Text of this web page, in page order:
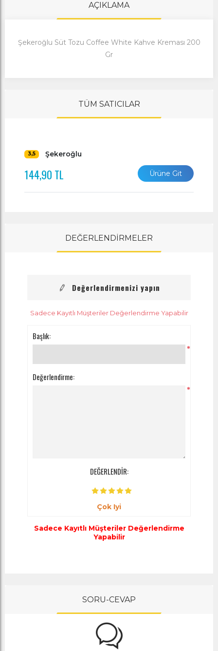
AÇIKLAMA
Şekeroğlu Süt Tozu Coffee White Kahve Kreması 200
Gr
TÜM SATICILAR
3,5 Şekeroğlu
144,90 TL Ürüne Git
DEĞERLENDİRMELER
Değerlendirmenizi yapın
Sadece Kayıtlı Müşteriler Değerlendirme Yapabilir
Başlık:
*
Değerlendirme:
*
DEĞERLENDİR:
Çok Iyi
Sadece Kayıtlı Müşteriler Değerlendirme
Yapabilir
SORU-CEVAP